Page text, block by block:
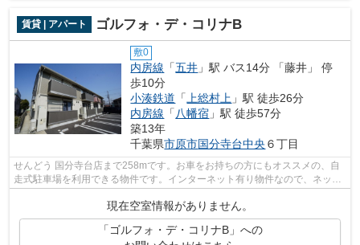
賃貸 | アパート ゴルフォ・デ・コリナB
敷0
内房線 「五井 」駅 バス14分 「藤井」 停
歩10分
小湊鉄道 「 上総村上 」駅 徒歩26分
内房線 「 八幡宿 」駅 徒歩57分
築13年
千葉県市原市国分寺台中央 ６丁目
せんどう 国分寺台店まで258mです。お車をお持ちの方にもオススメの、自
走式駐車場を利用できる物件です。インターネット有り物件なので、ネット
現在空室情報がありません。
「ゴルフォ・デ・コリナB」への